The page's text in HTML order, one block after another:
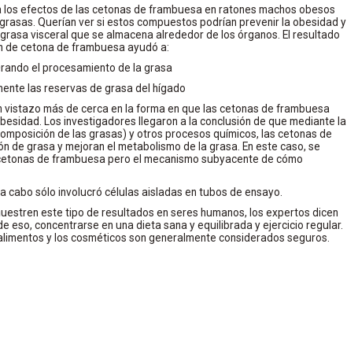
los efectos de las cetonas de frambuesa en ratones machos obesos
Querían ver si estos compuestos podrían prevenir la obesidad y
visceral que se almacena alrededor de los órganos. El resultado
de cetona de frambuesa ayudó a:
el procesamiento de la grasa
las reservas de grasa del hígado
vistazo más de cerca en la forma en que las cetonas de frambuesa
Los investigadores llegaron a la conclusión de que mediante la
de las grasas) y otros procesos químicos, las cetonas de
de grasa y mejoran el metabolismo de la grasa. En este caso, se
de frambuesa pero el mecanismo subyacente de cómo
cabo sólo involucró células aisladas en tubos de ensayo.
este tipo de resultados en seres humanos, los expertos dicen
eso, concentrarse en una dieta sana y equilibrada y ejercicio regular.
y los cosméticos son generalmente considerados seguros.